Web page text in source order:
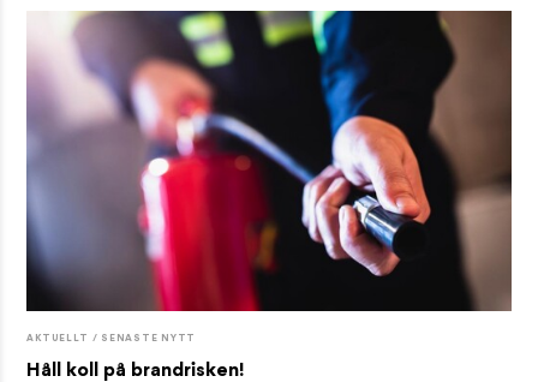
AKTUELLT / SENASTE NYTT
Håll koll på brandrisken!